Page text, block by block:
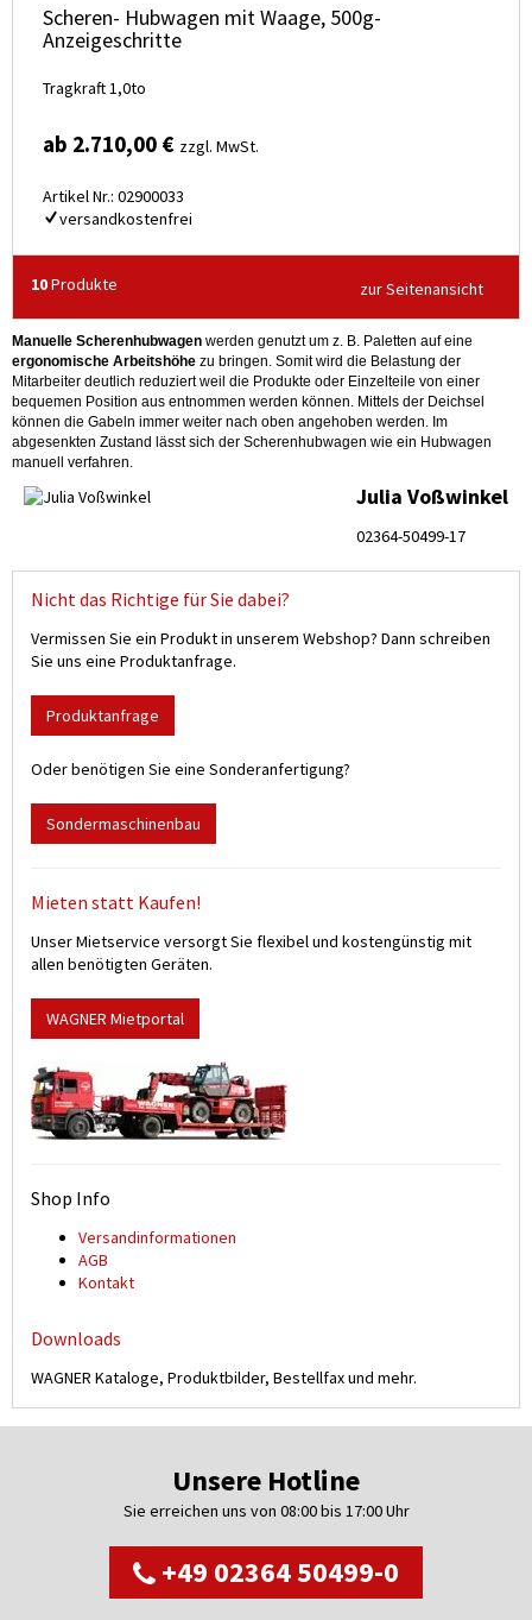
Scheren- Hubwagen mit Waage, 500g-
Anzeigeschritte
Tragkraft 1,0to
ab 2.710,00 € zzgl. MwSt.
Artikel Nr.: 02900033
versandkostenfrei
10Produkte zur Seitenansicht
Manuelle Scherenhubwagen werden genutzt um z. B. Paletten auf eine
ergonomische Arbeitshöhe zu bringen. Somit wird die Belastung der
Mitarbeiter deutlich reduziert weil die Produkte oder Einzelteile von einer
bequemen Position aus entnommen werden können. Mittels der Deichsel
können die Gabeln immer weiter nach oben angehoben werden. Im
abgesenkten Zustand lässt sich der Scherenhubwagen wie ein Hubwagen
manuell verfahren.
Julia Voßwinkel
02364-50499-17
Nicht das Richtige für Sie dabei?
Vermissen Sie ein Produkt in unserem Webshop? Dann schreiben
Sie uns eine Produktanfrage.
Produktanfrage
Oder benötigen Sie eine Sonderanfertigung?
Sondermaschinenbau
Mieten statt Kaufen!
Unser Mietservice versorgt Sie flexibel und kostengünstig mit
allen benötigten Geräten.
WAGNER Mietportal
Shop Info
Versand­informationen
AGB
Kontakt
Downloads
WAGNER Kataloge, Produktbilder, Bestellfax und mehr.
Unsere Hotline
Sie erreichen uns von 08:00 bis 17:00 Uhr
+49 02364 50499-0